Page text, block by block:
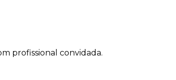
profissional convidada.